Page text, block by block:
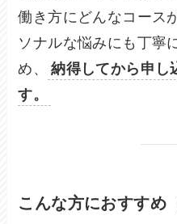
働き方にどんなコース
ソナルな悩みにも丁寧
め、
納得してから申し
す。
こんな方におすすめ